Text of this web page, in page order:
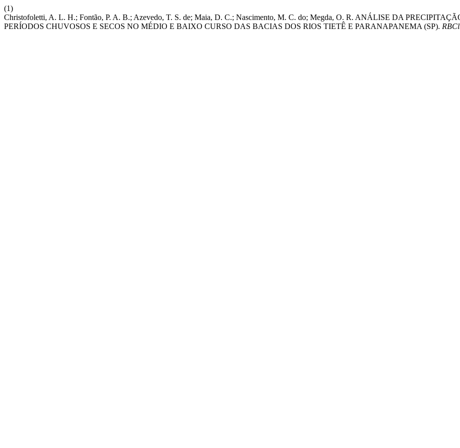
(1)
Christofoletti, A. L. H.; Fontão, P. A. B.; Azevedo, T. S. de; Maia, D. C.; Nascimento, M. C. do; Megda, O. R. ANÁLISE DA
PERÍODOS CHUVOSOS E SECOS NO MÉDIO E BAIXO CURSO DAS BACIAS DOS RIOS TIETÊ E PARANAPANEMA (SP).